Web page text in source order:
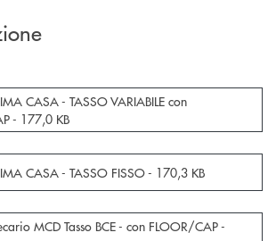
in una nuova finestra
CASA - TASSO VARIABILE con
- 177,0 KB
in una nuova finestra
CASA - TASSO FISSO - 170,3 KB
in una nuova finestra
MCD Tasso BCE - con FLOOR/CAP -